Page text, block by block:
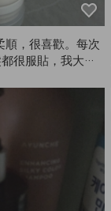
順，很喜歡。每次
很服貼，我大概
。